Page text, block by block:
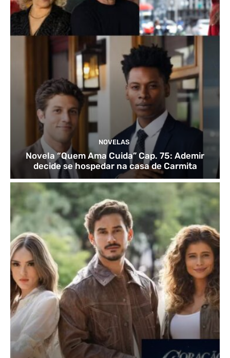
NOVELAS
Novela “Quem Ama Cuida” Cap. 75: Ademir
decide se hospedar na casa de Carmita